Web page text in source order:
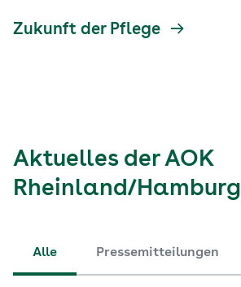
Zukunft der Pflege
Aktuelles der AOK
Rheinland/Hamburg
Alle Pressemitteilungen